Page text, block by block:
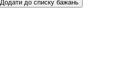
Додати до списку бажань